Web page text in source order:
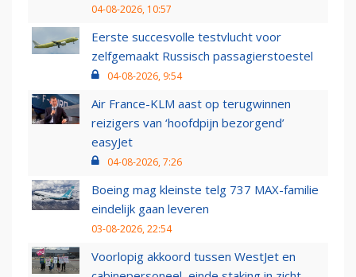
04-08-2026, 10:57
Eerste succesvolle testvlucht voor
zelfgemaakt Russisch passagierstoestel
04-08-2026, 9:54
Air France-KLM aast op terugwinnen
reizigers van ‘hoofdpijn bezorgend’
easyJet
04-08-2026, 7:26
Boeing mag kleinste telg 737 MAX-familie
eindelijk gaan leveren
03-08-2026, 22:54
Voorlopig akkoord tussen WestJet en